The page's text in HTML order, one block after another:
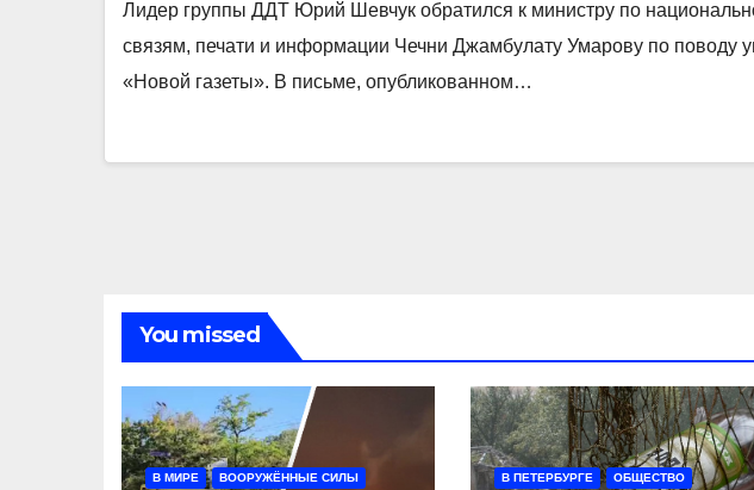
Лидер группы ДДТ Юрий Шевчук обратился к министру по
связям, печати и информации Чечни Джамбулату Умарову по поводу
«Новой газеты». В письме, опубликованном…
You missed
В МИРЕ ВООРУЖЁННЫЕ СИЛЫ В ПЕТЕРБУРГЕ ОБЩЕСТВО